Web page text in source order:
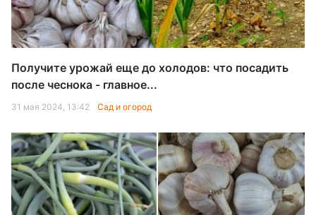
Получите урожай еще до холодов: что посадить
после чеснока - главное...
31 мая 2024, 13:42 Сад и огород